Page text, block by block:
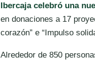
Ibercaja celebró una
en donaciones a 17
corazón” e “Impulso
Alrededor de 850